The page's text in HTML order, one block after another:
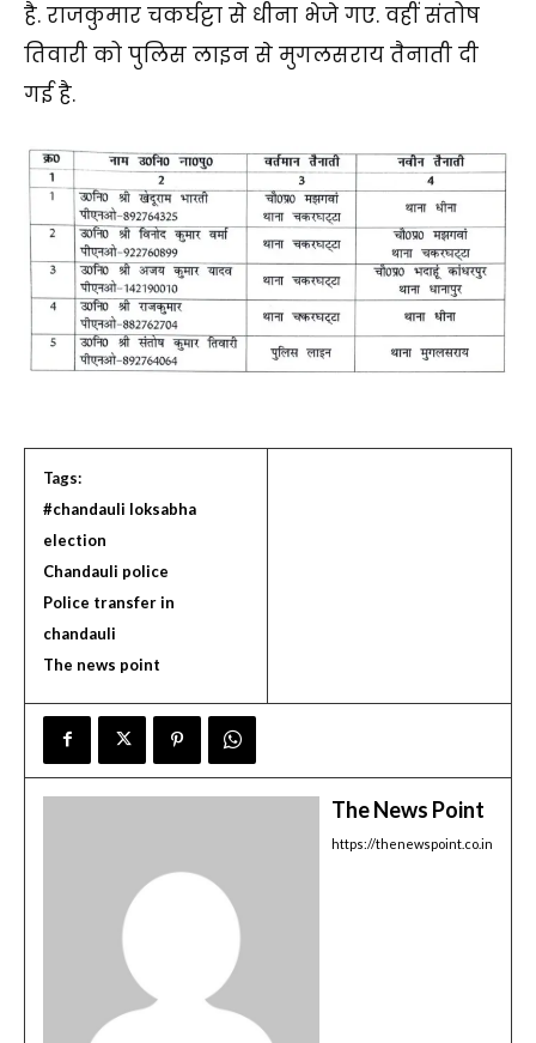
है. राजकुमार चकर्घट्टा से धीना भेजे गए. वहीं संतोष
तिवारी को पुलिस लाइन से मुगलसराय तैनाती दी
गई है.
Tags:
#chandauli loksabha
election
Chandauli police
Police transfer in
chandauli
The news point
The News Point
https://thenewspoint.co.in